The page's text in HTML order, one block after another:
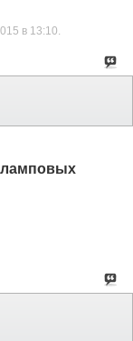
в 13:10